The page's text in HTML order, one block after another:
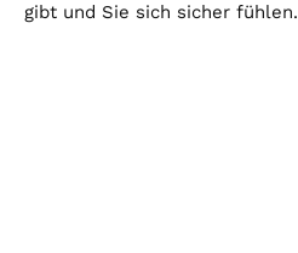
gibt und Sie sich sicher fühlen.